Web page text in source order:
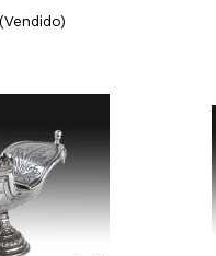
(Vendido)